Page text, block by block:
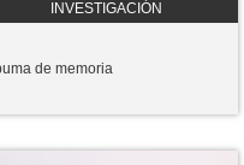
INVESTIGACIÓN
de memoria